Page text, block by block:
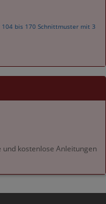
bis 170 Schnittmuster mit 3
kostenlose Anleitungen